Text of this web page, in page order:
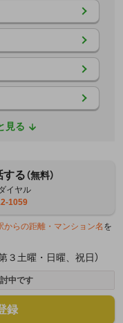
見る
する（無料）
イヤル
1059
らの距離・マンション名 を
３土曜・日曜、祝日）
中です
録